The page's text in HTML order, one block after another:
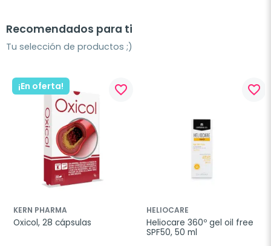
Recomendados para ti
Tu selección de productos ;)
¡En oferta! favorite_border
KERN PHARMA
Oxicol, 28 cápsulas
favorite_border
HELIOCARE
Heliocare 360º gel oil free
SPF50, 50 ml